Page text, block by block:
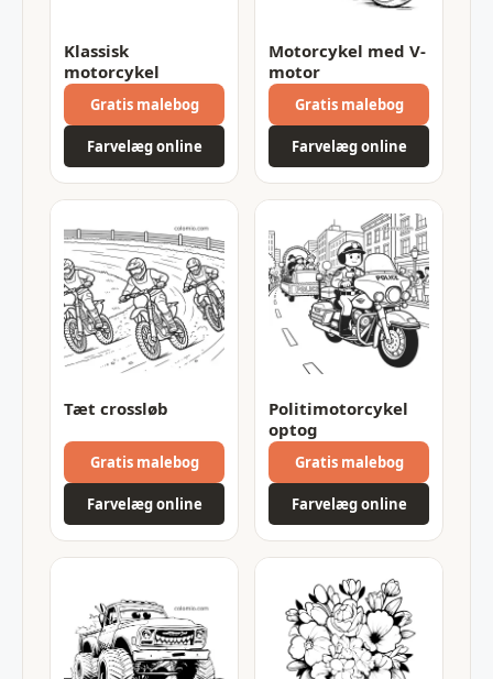
Klassisk
motorcykel
Gratis malebog
Farvelæg online
Motorcykel med V-
motor
Gratis malebog
Farvelæg online
Tæt crossløb
Gratis malebog
Farvelæg online
Politimotorcykel
optog
Gratis malebog
Farvelæg online